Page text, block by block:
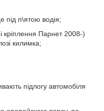
під п\ятою водія;
кріплення Парнет 2008-)
килимка;
підлогу автомобіля